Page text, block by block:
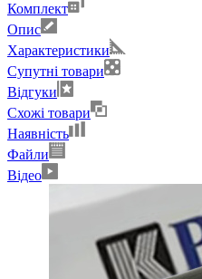
Комплект
Опис
Характеристики
Супутні товари
Відгуки
Схожі товари
Наявність
Файли
Відео